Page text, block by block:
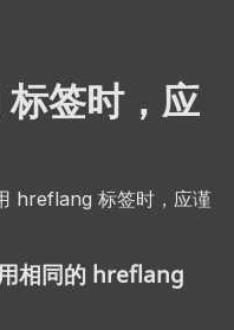
签时，应
hreflang 标签时，应谨
相同的 hreflang